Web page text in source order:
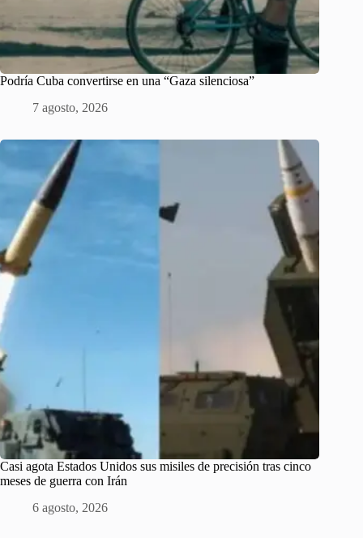
Podría Cuba convertirse en una “Gaza silenciosa”
7 agosto, 2026
Casi agota Estados Unidos sus misiles de precisión tras cinco
meses de guerra con Irán
6 agosto, 2026